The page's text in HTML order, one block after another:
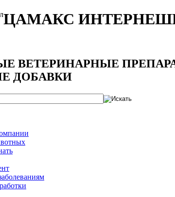
ЦАМАКС
ВЕТЕРИНАРНЫЕ
ДОБАВКИ